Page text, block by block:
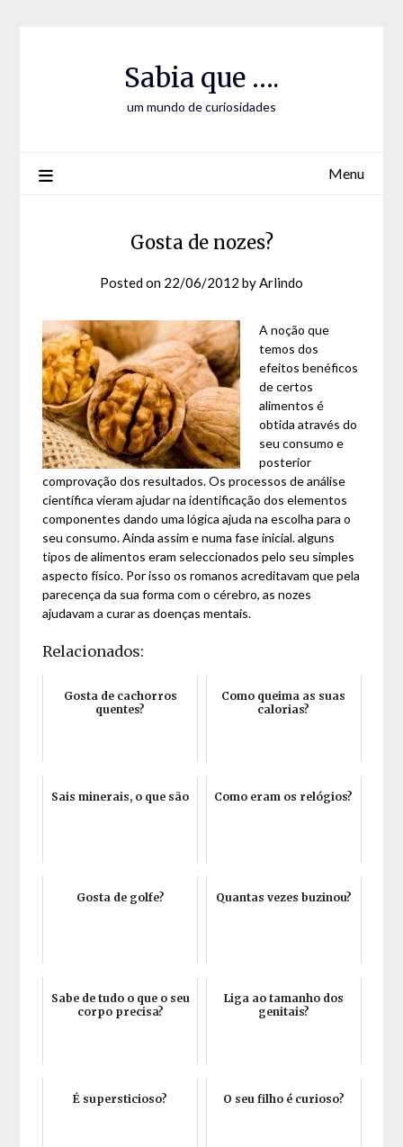
Sabia que ….
um mundo de curiosidades
Menu
Gosta de nozes?
Posted on 22/06/2012 byArlindo
A noção que
temos dos
efeitos benéficos
de certos
alimentos é
obtida através do
seu consumo e
posterior
comprovação dos resultados. Os processos de análise
científica vieram ajudar na identificação dos elementos
componentes dando uma lógica ajuda na escolha para o
seu consumo. Ainda assim e numa fase inicial. alguns
tipos de alimentos eram seleccionados pelo seu simples
aspecto físico. Por isso os romanos acreditavam que pela
parecença da sua forma com o cérebro, as nozes
ajudavam a curar as doenças mentais.
Relacionados:
Gosta de cachorros
quentes?
Como queima as suas
calorias?
Sais minerais, o que são Como eram os relógios?
Gosta de golfe? Quantas vezes buzinou?
Sabe de tudo o que o seu
corpo precisa?
Liga ao tamanho dos
genitais?
É supersticioso? O seu filho é curioso?